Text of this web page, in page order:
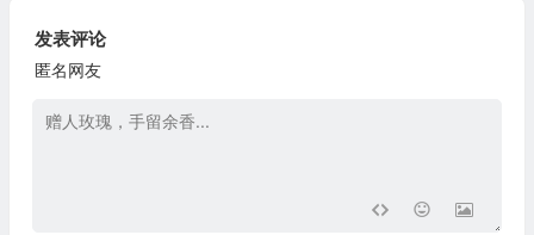
发表评论
匿名网友